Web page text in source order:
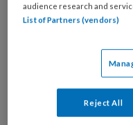
Kies
welke
organisatie
werk
audience research and
List of Partners (vendors)
Reject All